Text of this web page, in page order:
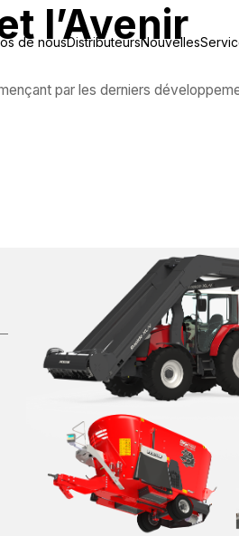
de nousDistributeursNouvelles
l’Avenir
par les derniers